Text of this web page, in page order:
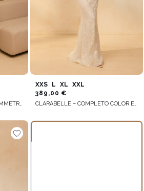
ELEGANTE – ABITO MAXI ASIMMETRICO COLOR ECRU CON SPILLA IN PIUME
XXS L XL
XXL
389,00 €
CLARABELLE – COMPLETO COLOR ECRU: CORSETTO + GONNA